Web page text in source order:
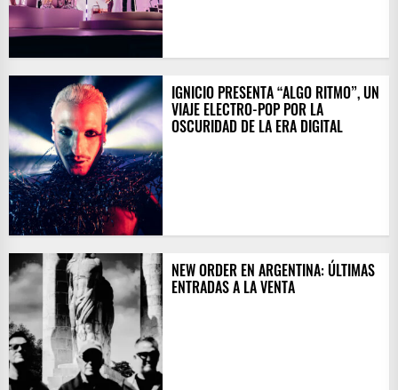
IGNICIO PRESENTA “ALGO RITMO”, UN
VIAJE ELECTRO-POP POR LA
OSCURIDAD DE LA ERA DIGITAL
NEW ORDER EN ARGENTINA: ÚLTIMAS
ENTRADAS A LA VENTA